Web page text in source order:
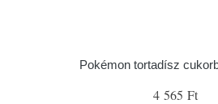
Pokémon tortadísz
4 565 Ft